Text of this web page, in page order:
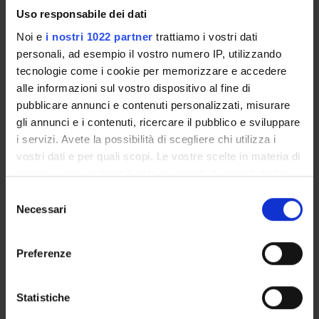
Uso responsabile dei dati
Noi e i nostri 1022 partner trattiamo i vostri dati
personali, ad esempio il vostro numero IP, utilizzando
tecnologie come i cookie per memorizzare e accedere
alle informazioni sul vostro dispositivo al fine di
pubblicare annunci e contenuti personalizzati, misurare
gli annunci e i contenuti, ricercare il pubblico e sviluppare
i servizi. Avete la possibilità di scegliere chi utilizza i
vostri dati e per quali scopi. Le vostre scelte in materia di
privacy sono applicabili solo su questa proprietà digitale
modificare o revocare il proprio consenso in qualsiasi
momento dalla Dichiarazione sui cookie o facendo clic
raccogliere informazioni sulla tua posizione
geografica, con un'approssimazione di qualche
delNecessari
Preferenze
Statistiche
Sede
VERONA
Dipartimento di riferimento
Culture e Civiltà
Macro area
Scienze Umanistiche
Area disciplinare
Lettere, Arti e Comunicazione
Come iscriversi
Orario lezioni